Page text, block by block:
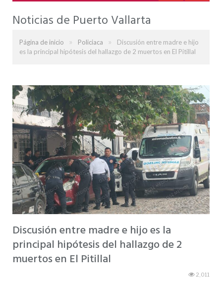
Noticias de Puerto Vallarta
Página de inicio » Policiaca »
Discusión entre madre e hijo
es la principal hipótesis del hallazgo de 2 muertos en El Pitillal
Discusión entre madre e hijo es la
principal hipótesis del hallazgo de 2
muertos en El Pitillal
2,011